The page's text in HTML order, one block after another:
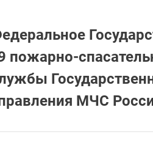
пожарно-
МЧС